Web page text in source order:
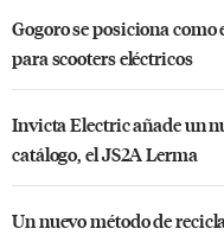
Gogoro se posiciona
para scooters eléctricos
Invicta Electric añade un
catálogo, el JS2A Lerma
Un nuevo método de